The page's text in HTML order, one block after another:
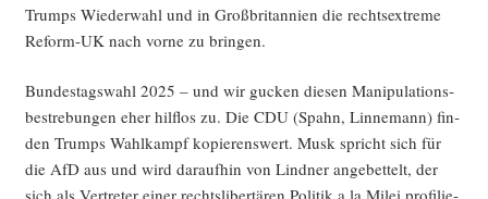
Trumps Wie­der­wahl und in Groß­bri­tan­ni­en die rechts­extre­me
Reform-UK nach vor­ne zu bringen.
Bun­des­tags­wahl 2025 – und wir gucken die­sen Mani­pu­la­ti­ons­
be­stre­bun­gen eher hilf­los zu. Die CDU (Spahn, Lin­ne­mann) fin­
den Trumps Wahl­kampf kopie­rens­wert. Musk spricht sich für
die AfD aus und wird dar­auf­hin von Lind­ner ange­bet­telt, der